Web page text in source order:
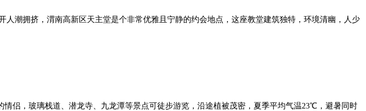
潮拥挤，渭南高新区天主堂是个非常优雅且宁静的约会地点，这座教堂建筑独特，环境清幽，人少
侣，玻璃栈道、潜龙寺、九龙潭等景点可徒步游览，沿途植被茂密，夏季平均气温23℃，避暑同时